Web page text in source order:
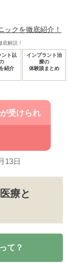
解説！
ント以
紹介
インプラント治
療の
体験談まとめ
受けられ
13日
療と
て？